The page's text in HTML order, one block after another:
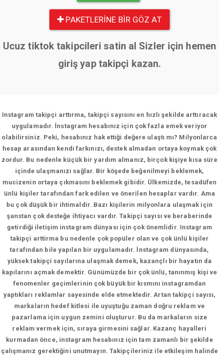
PAKETLERINE BIR GÖZ AT
Ucuz tiktok takipcileri satin al Sizler için hemen
giriş yap takipçi kazan.
Instagram takipçi arttırma, takipçi sayısını en hızlı şekilde arttıracak
uygulamadır. İnstagram hesabınız için çok fazla emek veriyor
olabilirsiniz. Peki, hesabınız hak ettiği değere ulaştı mı? Milyonlarca
hesap arasından kendi farkınızı, destek almadan ortaya koymak çok
zordur. Bu nedenle küçük bir yardım almanız, birçok kişiye kısa süre
içinde ulaşmanızı sağlar. Bir köşede beğenilmeyi beklemek,
mucizenin ortaya çıkmasını beklemek gibidir. Ülkemizde, tesadüfen
ünlü kişiler tarafından fark edilen ve önerilen hesaplar vardır. Ama
bu çok düşük bir ihtimaldir. Bazı kişilerin milyonlara ulaşmak için
şanstan çok desteğe ihtiyacı vardır. Takipçi sayısı ve beraberinde
getirdiği iletişim instagram dünyası için çok önemlidir. Instagram
takipçi arttirma bu nedenle çok popüler olan ve çok ünlü kişiler
tarafından bile yapılan bir uygulamadır. İnstagram dünyasında,
yüksek takipçi sayılarına ulaşmak demek, kazançlı bir hayatın da
kapılarını açmak demektir. Günümüzde bir çok ünlü, tanınmış kişi ve
fenomenler geçimlerinin çok büyük bir kısmını instagramdan
yaptıkları reklamlar sayesinde elde etmektedir. Artan takipçi sayısı,
markaların hedef kitlesi ile uyuştuğu zaman doğru reklam ve
pazarlama için uygun zemini oluşturur. Bu da markaların size
reklam vermek için, sıraya girmesini sağlar. Kazanç hayalleri
kurmadan önce, instagram hesabınız için tam zamanlı bir şekilde
çalışmanız gerektiğini unutmayın. Takipçileriniz ile etkileşim halinde